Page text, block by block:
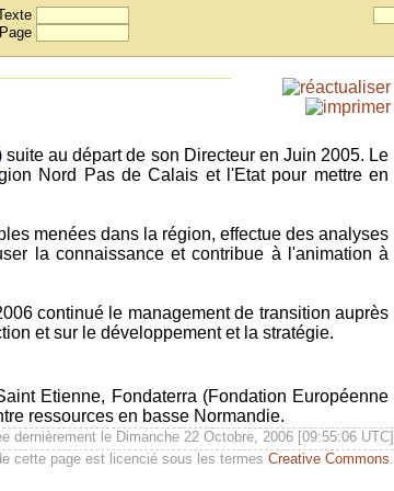
Page
suite au départ de son Directeur en Juin 2005. Le
Nord Pas de Calais et l'Etat pour mettre en
menées dans la région, effectue des analyses
la connaissance et contribue à l'animation à
continué le management de transition auprès
et sur le développement et la stratégie.
Etienne, Fondaterra (Fondation Européenne
ressources en basse Normandie.
dernièrement le Dimanche 22 Octobre, 2006 [09:55:06 UTC]
cette page est licencié sous les termes Creative Commons.